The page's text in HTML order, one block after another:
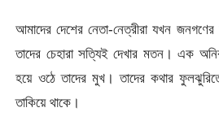
আমাদের দেশের নেতা-নেত্রীরা যখন
তাদের চেহারা সত্যিই দেখার মতন। এক
হয়ে ওঠে তাদের মুখ। তাদের কথার
তাকিয়ে থাকে।